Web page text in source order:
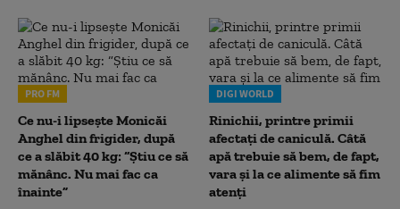
PRO FM
Ce nu-i lipsește Monicăi
Anghel din frigider, după
ce a slăbit 40 kg: “Știu ce să
mănânc. Nu mai fac ca
înainte”
DIGI WORLD
Rinichii, printre primii
afectați de caniculă. Câtă
apă trebuie să bem, de fapt,
vara și la ce alimente să fim
atenți